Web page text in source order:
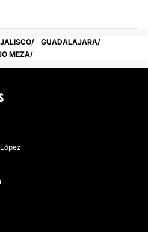
JALISCO
GUADALAJARA
MEZA